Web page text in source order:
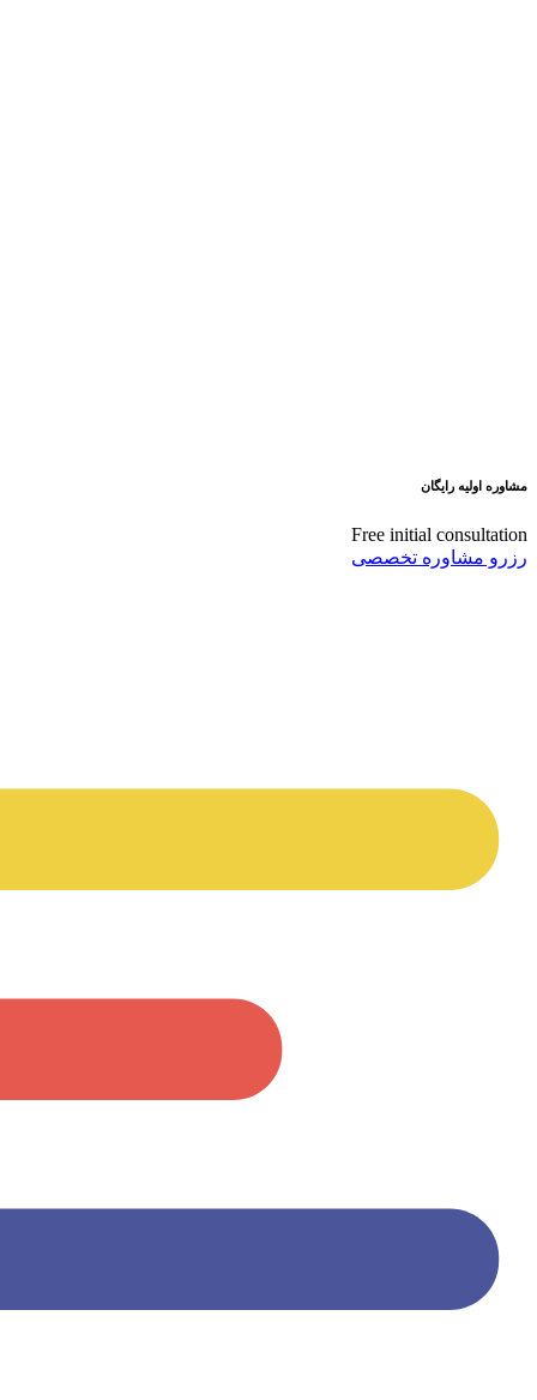
مشاوره اولیه رایگان
Free initial consultation
رزرو مشاوره تخصصی